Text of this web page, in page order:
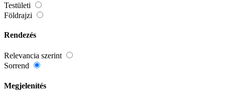
Testületi
Földrajzi
Rendezés
Relevancia szerint
Sorrend
Megjelenítés